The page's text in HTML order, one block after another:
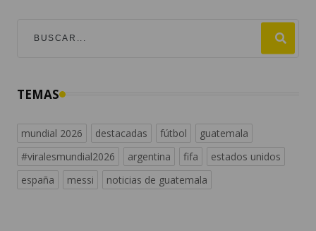
TEMAS
mundial 2026 destacadas fútbol
guatemala
#viralesmundial2026
argentina fifa
estados unidos
españa
messi noticias de guatemala